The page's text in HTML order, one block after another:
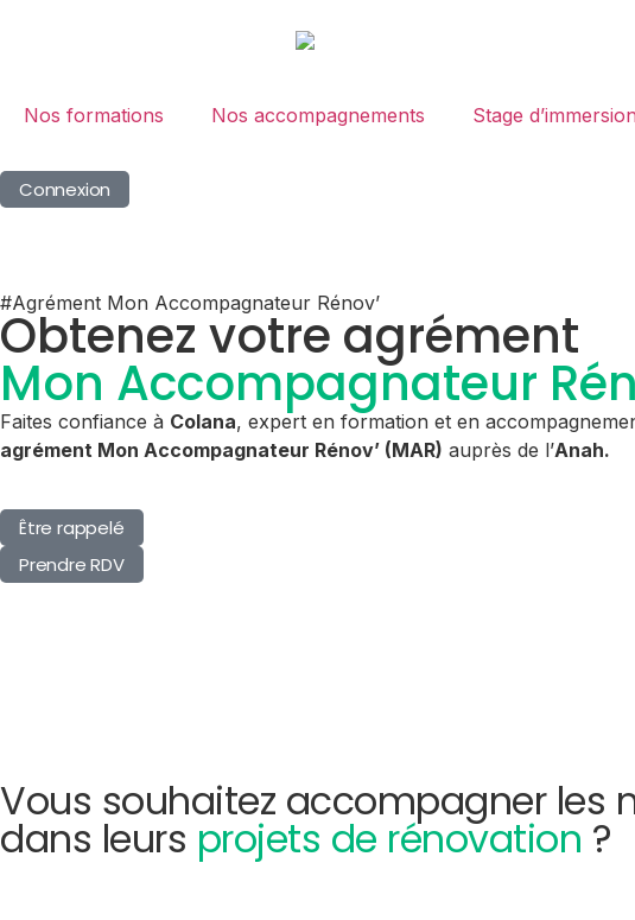
Nos formations Nos accompagnements Stage d’immersion
Connexion
#Agrément Mon Accompagnateur Rénov’
Obtenez votre agrément
Mon Accompagnateur
Faites confiance à Colana, expert en formation et en
agrément Mon Accompagnateur Rénov’ (MAR) auprès de l’Anah.
Être rappelé
Prendre RDV
Vous souhaitez accompagner les
dans leurs projets de rénovation ?